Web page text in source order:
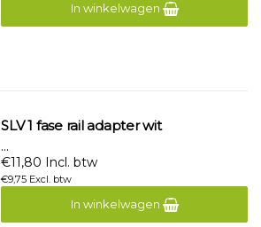
In winkelwagen
SLV 1 fase rail adapter wit
...
€11,80 Incl. btw
€9,75 Excl. btw
In winkelwagen